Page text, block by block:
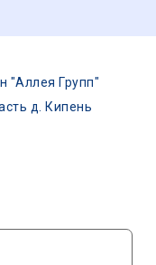
"Аллея Групп"
д. Кипень